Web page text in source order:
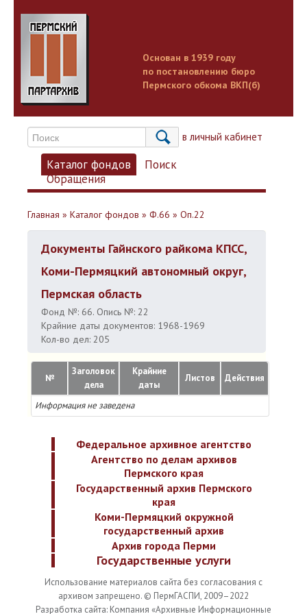
Основан в 1939 году
по постановлению бюро
Пермского обкома ВКП(б)
Вход в личный кабинет
Каталог фондов
Поиск
Обращения
Главная » Каталог фондов » Ф.66 » Оп.22
Документы Гайнского райкома КПСС,
Коми-Пермяцкий автономный округ,
Пермская область
Фонд №: 66. Опись №: 22
Крайние даты документов: 1968-1969
Кол-во дел: 205
№
Заголовок
дела
Крайние
даты
Листов Действия
Информация не заведена
Федеральное архивное агентство
Агентство по делам архивов
Пермского края
Государственный архив Пермского
края
Коми-Пермяцкий окружной
государственный архив
Архив города Перми
Государственные услуги
Использование материалов сайта без согласования с
архивом запрещено. © ПермГАСПИ, 2009–2022
Разработка сайта: Компания «Архивные Информационные